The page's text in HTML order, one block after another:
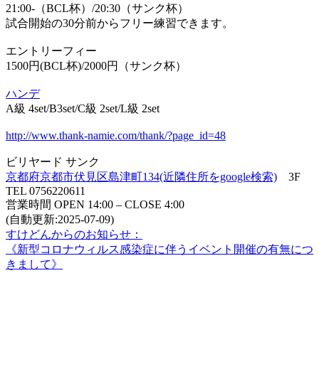
21:00-（BCL杯）/20:30（サンク杯）
試合開始の30分前からフリー練習できます。
エントリーフィー
1500円(BCL杯)/2000円（サンク杯）
ハンデ
A級 4set/B3set/C級 2set/L級 2set
http://www.thank-namie.com/thank/?page_id=48
ビリヤード サンク
京都府京都市伏見区島津町134(近隣住所をgoogle検索) 3F
TEL 0756220611
営業時間 OPEN 14:00 – CLOSE 4:00
(自動更新:2025-07-09)
すけどんからのお知らせ：
《新型コロナウィルス感染症に伴うイベント開催の有無につ
きまして》